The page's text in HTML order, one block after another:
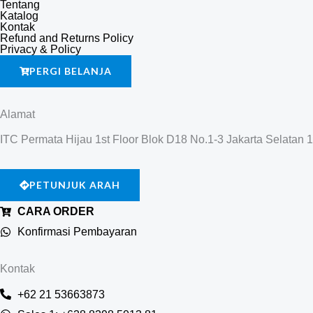
Tentang
Katalog
Kontak
Refund and Returns Policy
Privacy & Policy
PERGI BELANJA
Alamat
ITC Permata Hijau 1st Floor Blok D18 No.1-3 Jakarta Selatan
PETUNJUK ARAH
CARA ORDER
Konfirmasi Pembayaran
Kontak
+62 21 53663873